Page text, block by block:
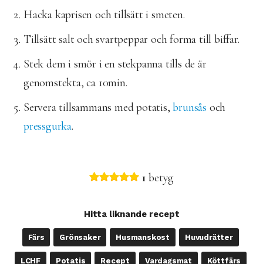
Hacka kaprisen och tillsätt i smeten.
Tillsätt salt och svartpeppar och forma till biffar.
Stek dem i smör i en stekpanna tills de är
genomstekta, ca 10min.
Servera tillsammans med potatis,brunsås och
pressgurka.
1 betyg
Hitta liknande recept
Färs Grönsaker Husmanskost Huvudrätter
LCHF Potatis Recept Vardagsmat Köttfärs